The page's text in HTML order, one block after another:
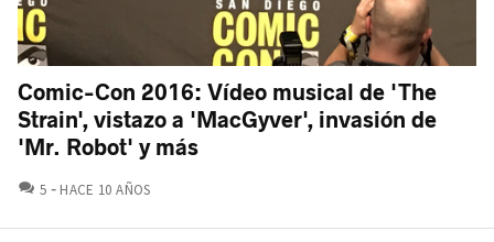
Comic-Con 2016: Vídeo musical de 'The
Strain', vistazo a 'MacGyver', invasión de
'Mr. Robot' y más
5 COMENTARIOS
HACE 10 AÑOS